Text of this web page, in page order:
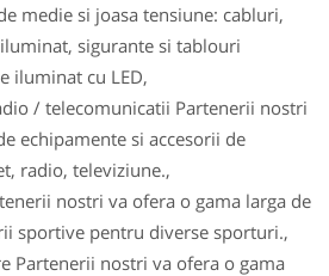
medie si joasa tensiune: cabluri,
sigurante si tablouri
iluminat cu LED,
/ telecomunicatii Partenerii nostri
echipamente si accesorii de
radio, televiziune.,
nostri va ofera o gama larga de
sportive pentru diverse sporturi.,
Partenerii nostri va ofera o gama